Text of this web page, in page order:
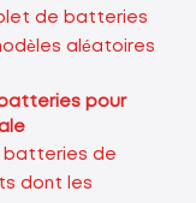
de batteries
aléatoires
pour
batteries de
dont les